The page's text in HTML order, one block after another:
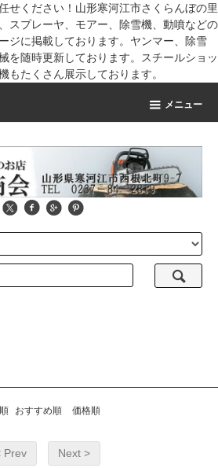
せください！山形寒河江市さくらんぼの里
スプレーヤ、モアー、除雪機、動噴などの
ジに掲載しております。ヤンマー、除雪
を随時更新しております。スチールショッ
もたくさん展示しております。
メニュー
おすすめ順 価格順
Prev Next >